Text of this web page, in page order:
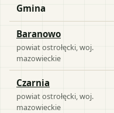
Gmina
Baranowo
powiatostrołęcki , woj.
mazowieckie
Czarnia
powiatostrołęcki , woj.
mazowieckie